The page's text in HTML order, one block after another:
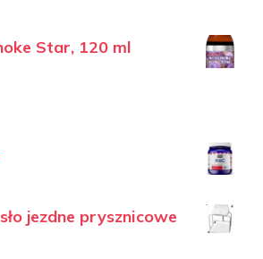
Star, 120 ml
jezdne prysznicowe